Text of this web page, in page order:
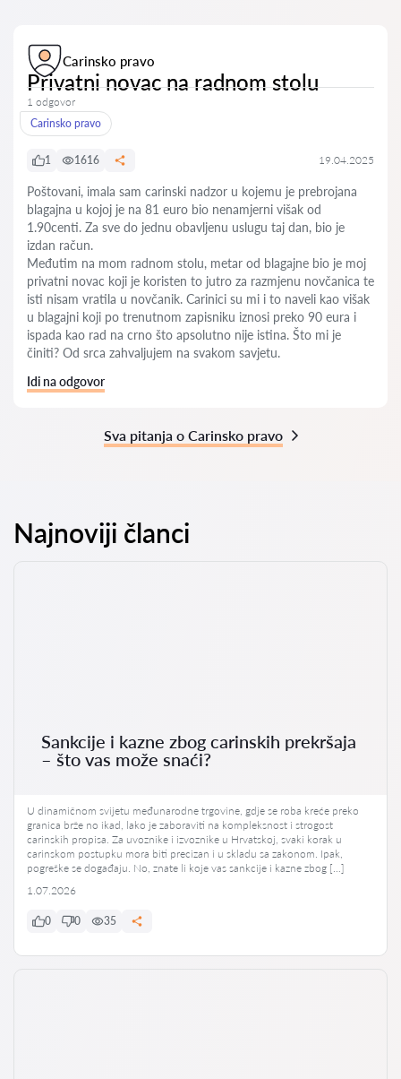
Carinsko pravo
Privatni novac na radnom stolu
1 odgovor
Carinsko pravo
1 1616 19.04.2025
Poštovani, imala sam carinski nadzor u kojemu je prebrojana
blagajna u kojoj je na 81 euro bio nenamjerni višak od
1.90centi. Za sve do jednu obavljenu uslugu taj dan, bio je
izdan račun.
Međutim na mom radnom stolu, metar od blagajne bio je moj
privatni novac koji je koristen to jutro za razmjenu novčanica te
isti nisam vratila u novčanik. Carinici su mi i to naveli kao višak
u blagajni koji po trenutnom zapisniku iznosi preko 90 eura i
ispada kao rad na crno što apsolutno nije istina. Što mi je
činiti? Od srca zahvaljujem na svakom savjetu.
Idi na odgovor
Sva pitanja o Carinsko pravo
Najnoviji članci
Sankcije i kazne zbog carinskih prekršaja
– što vas može snaći?
U dinamičnom svijetu međunarodne trgovine, gdje se roba kreće preko
granica brže no ikad, lako je zaboraviti na kompleksnost i strogost
carinskih propisa. Za uvoznike i izvoznike u Hrvatskoj, svaki korak u
carinskom postupku mora biti precizan i u skladu sa zakonom. Ipak,
pogreške se događaju. No, znate li koje vas sankcije i kazne zbog […]
1.07.2026
0 0 35